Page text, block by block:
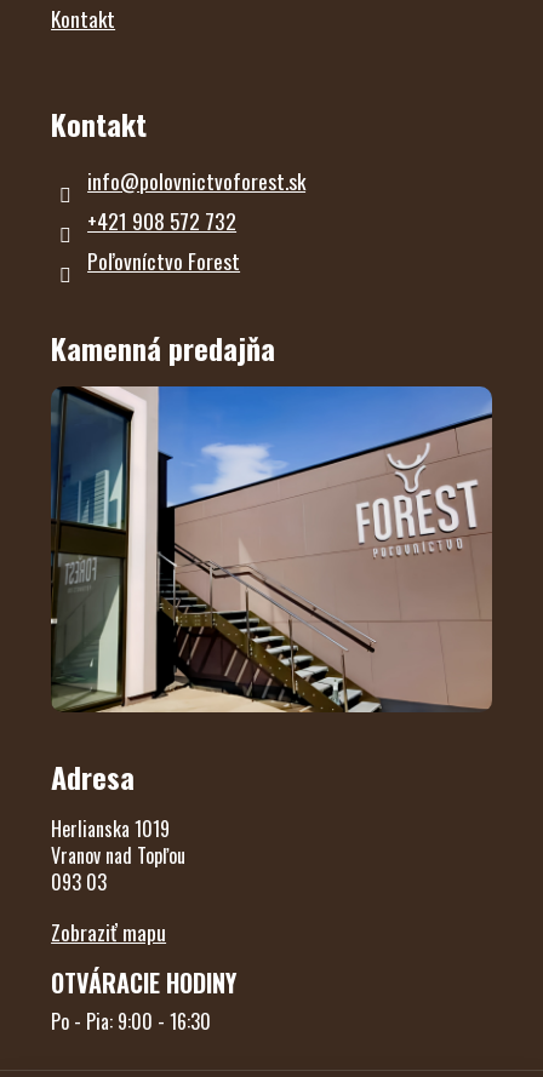
Kontakt
Kontakt
info@polovnictvoforest.sk
+421 908 572 732
Poľovníctvo Forest
Kamenná predajňa
Adresa
Herlianska 1019
Vranov nad Topľou
093 03
Zobraziť mapu
OTVÁRACIE HODINY
Po - Pia: 9:00 - 16:30